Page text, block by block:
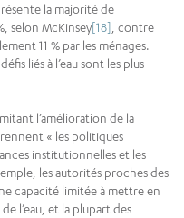
la majorité de
selon McKinsey[18] , contre
11 % par les ménages.
liés à l’eau sont les plus
l’amélioration de la
« les politiques
institutionnelles et les
les autorités proches des
capacité limitée à mettre en
l’eau, et la plupart des